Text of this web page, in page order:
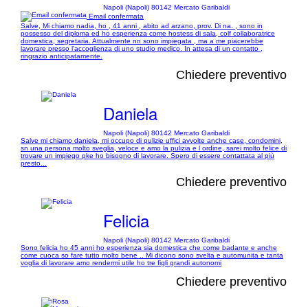
Napoli (Napoli) 80142 Mercato Garibaldi
Email confermata
Salve, Mi chiamo nadia, ho , 41 anni , abito ad arzano, prov. Di na. , sono in
possesso del diploma ed ho esperienza come hostess di sala, colf collaboratrice
domestica, segretaria. Attualmente nn sono impiegata , ma a me piacerebbe
lavorare presso l'accoglienza di uno studio medico. In attesa di un contatto ,
ringrazio anticipatamente.
Chiedere preventivo
Daniela
Napoli (Napoli) 80142 Mercato Garibaldi
Salve mi chiamo daniela, mi occupo di pulizie uffici avvolte anche case, condomini,
sn una persona molto sveglia, veloce e amo la pulizia e l ordine, sarei molto felice di
trovare un impiego pke ho bisogno di lavorare. Spero di essere contattata al più
presto...
Chiedere preventivo
Felicia
Napoli (Napoli) 80142 Mercato Garibaldi
Sono felicia ho 45 anni ho esperienza sia domestica che come badante e anche
come cuoca so fare tutto molto bene .. Mi dicono sono svelta e automunita e tanta
voglia di lavorare amo rendermi utile ho tre figli grandi autonomi
Chiedere preventivo